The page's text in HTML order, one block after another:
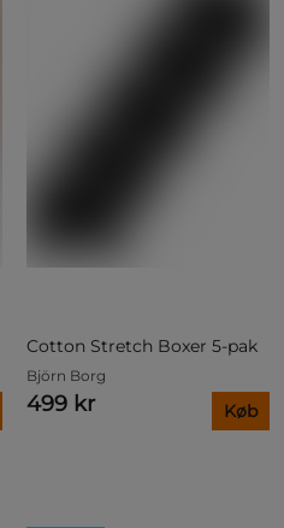
Cotton Stretch Boxer 5-pak
Björn Borg
499 kr Køb